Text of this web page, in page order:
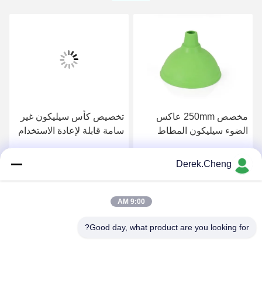
مخصص 250mm عاكس
الضوء سيليكون المطاط
تخصيص كأس سيليكون غير
سامة قابلة لإعادة الاستخدام
Derek.Cheng
9:00 AM
Good day, what product are you looking for?